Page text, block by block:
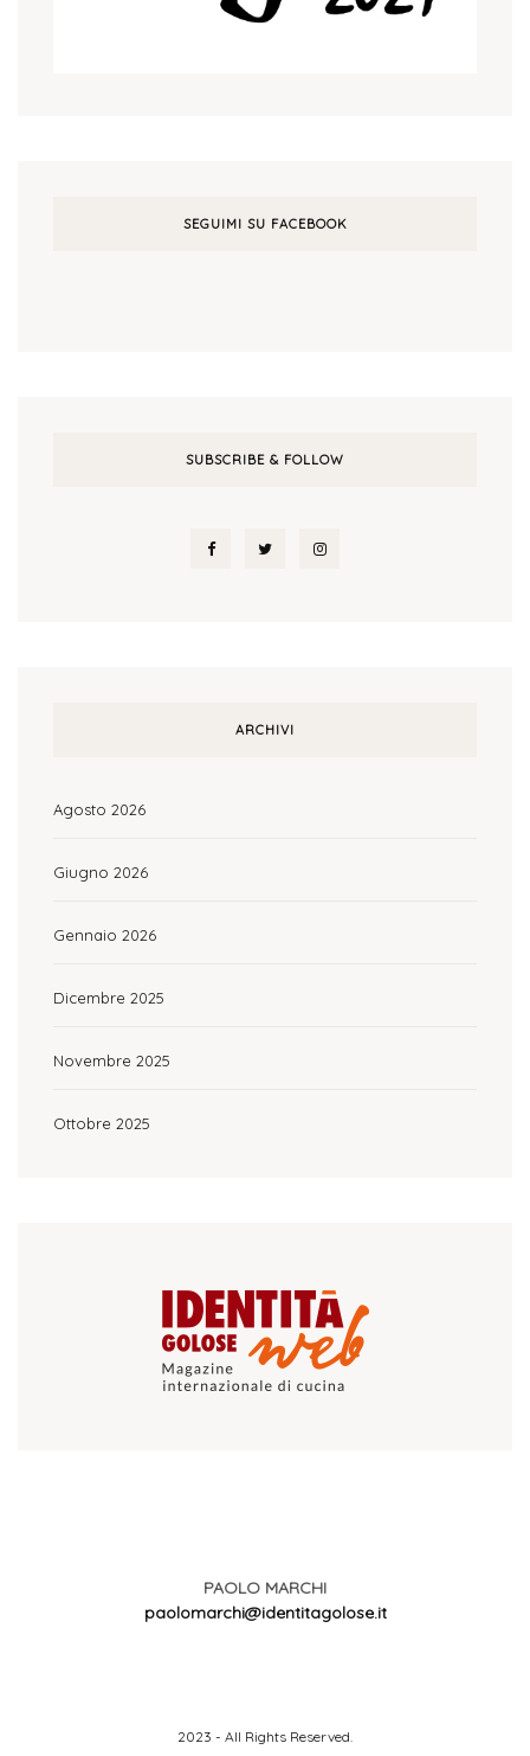
SEGUIMI SU FACEBOOK
SUBSCRIBE & FOLLOW
ARCHIVI
Agosto 2026
Giugno 2026
Gennaio 2026
Dicembre 2025
Novembre 2025
Ottobre 2025
PAOLO MARCHI
paolomarchi@identitagolose.it
2023 - All Rights Reserved.